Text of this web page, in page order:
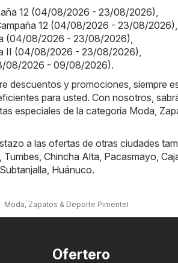
12 (04/08/2026 - 23/08/2026),
12 (04/08/2026 - 23/08/2026),
(04/08/2026 - 23/08/2026),
II (04/08/2026 - 23/08/2026),
08/2026 - 09/08/2026).
descuentos y promociones, siempre
para usted. Con nosotros,
especiales de la categoría Moda,
a las ofertas de otras ciudades
, Tumbes, Chincha Alta, Pacasmayo,
Subtanjalla, Huánuco.
Moda, Zapatos & Deporte Pimentel
Ofertero